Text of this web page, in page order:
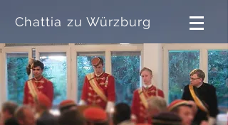
Chattia zu Würzburg